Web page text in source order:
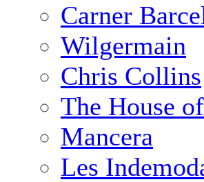
Carner
Wilgermain
Chris Collins
The House
Mancera
Les